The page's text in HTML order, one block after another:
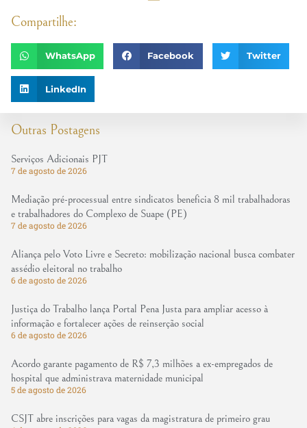
Outras Postagens
Serviços Adicionais PJT
7 de agosto de 2026
Mediação pré-processual entre sindicatos beneficia 8 mil trabalhadoras
e trabalhadores do Complexo de Suape (PE)
7 de agosto de 2026
Aliança pelo Voto Livre e Secreto: mobilização nacional busca combater
assédio eleitoral no trabalho
6 de agosto de 2026
Justiça do Trabalho lança Portal Pena Justa para ampliar acesso à
informação e fortalecer ações de reinserção social
6 de agosto de 2026
Acordo garante pagamento de R$ 7,3 milhões a ex-empregados de
hospital que administrava maternidade municipal
5 de agosto de 2026
CSJT abre inscrições para vagas da magistratura de primeiro grau
Compartilhe:
WhatsApp Facebook Twitter
LinkedIn